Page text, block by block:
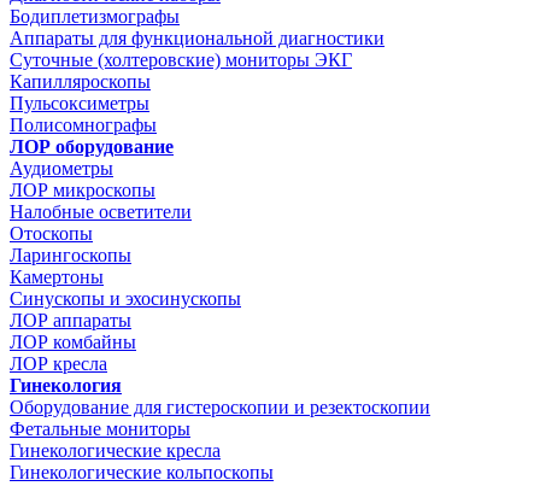
Бодиплетизмографы
Аппараты для функциональной диагностики
Суточные (холтеровские) мониторы ЭКГ
Капилляроскопы
Пульсоксиметры
Полисомнографы
ЛОР оборудование
Аудиометры
ЛОР микроскопы
Налобные осветители
Отоскопы
Ларингоскопы
Камертоны
Синускопы и эхосинускопы
ЛОР аппараты
ЛОР комбайны
ЛОР кресла
Гинекология
Оборудование для гистероскопии и резектоскопии
Фетальные мониторы
Гинекологические кресла
Гинекологические кольпоскопы